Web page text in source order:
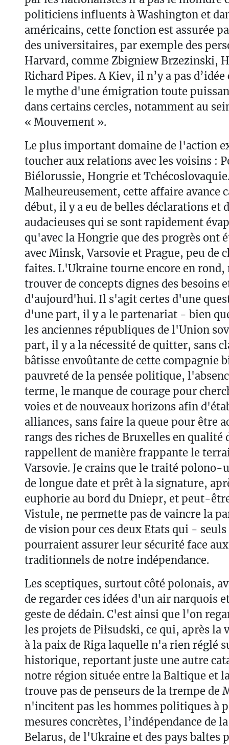
politiciens influents à Washington et
américains, cette fonction est assurée
des universitaires, par exemple des
Harvard, comme Zbigniew Brzezinski,
Richard Pipes. A Kiev, il n’y a pas
le mythe d'une émigration toute
dans certains cercles, notamment au
« Mouvement ».
Le plus important domaine de l'action
toucher aux relations avec les voisins :
Biélorussie, Hongrie et
Malheureusement, cette affaire avance
début, il y a eu de belles déclarations et
audacieuses qui se sont rapidement
qu'avec la Hongrie que des progrès ont
avec Minsk, Varsovie et Prague, peu de
faites. L'Ukraine tourne encore en rond,
trouver de concepts dignes des besoins
d'aujourd'hui. Il s'agit certes d'une
d'une part, il y a le partenariat - bien
les anciennes républiques de l'Union
part, il y a la nécessité de quitter, sans
bâtisse envoûtante de cette compagnie
pauvreté de la pensée politique,
terme, le manque de courage pour
voies et de nouveaux horizons afin
alliances, sans faire la queue pour être
rangs des riches de Bruxelles en qualité
rappellent de manière frappante le
Varsovie. Je crains que le traité
de longue date et prêt à la signature,
euphorie au bord du Dniepr, et peut-
Vistule, ne permette pas de vaincre la
de vision pour ces deux Etats qui -
pourraient assurer leur sécurité face
traditionnels de notre indépendance.
Les sceptiques, surtout côté polonais,
de regarder ces idées d'un air narquois
geste de dédain. C'est ainsi que l'on
les projets de Piłsudski, ce qui, après
à la paix de Riga laquelle n'a rien réglé
historique, reportant juste une autre
notre région située entre la Baltique et
trouve pas de penseurs de la trempe de
n'incitent pas les hommes politiques à
mesures concrètes, l’indépendance de
Belarus, de l'Ukraine et des pays baltes